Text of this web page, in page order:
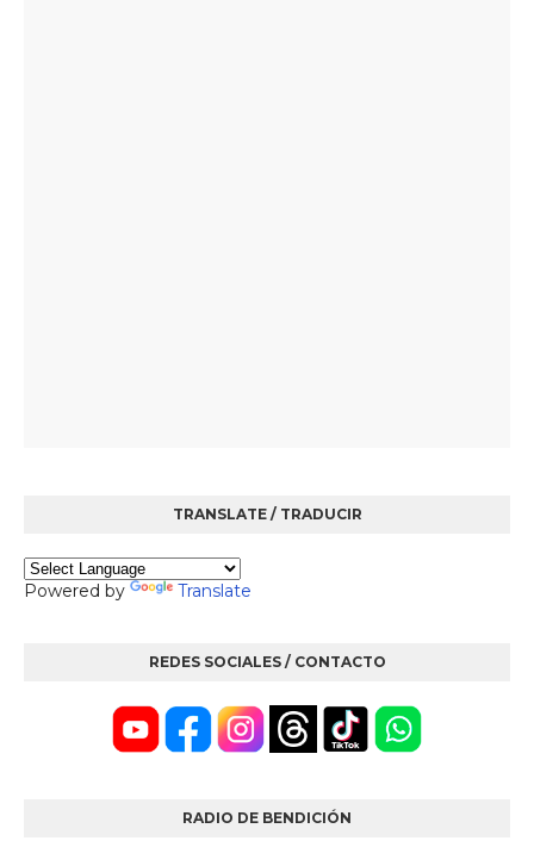
TRANSLATE / TRADUCIR
Powered by Translate
REDES SOCIALES / CONTACTO
RADIO DE BENDICIÓN